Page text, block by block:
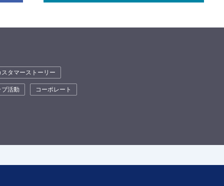
スタマーストーリー
ブ活動
コーポレート